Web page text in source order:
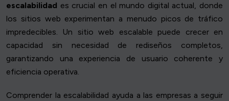
escalabilidad es crucial en el mundo digital actual, donde
los sitios web experimentan a menudo picos de tráfico
impredecibles. Un sitio web escalable puede crecer en
capacidad sin necesidad de rediseños completos,
garantizando una experiencia de usuario coherente y
eficiencia operativa.
Comprender la escalabilidad ayuda a las empresas a seguir